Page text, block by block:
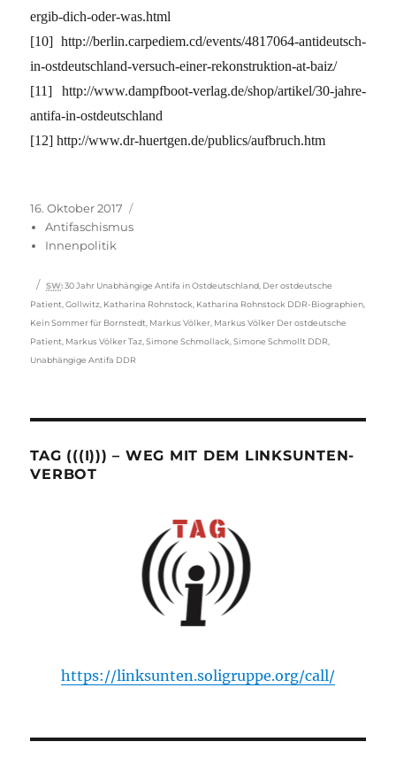
ergib-dich-oder-was.html
[10] http://berlin.carpediem.cd/events/4817064-antideutsch-
in-ostdeutschland-versuch-einer-rekonstruktion-at-baiz/
[11] http://www.dampfboot-verlag.de/shop/artikel/30-jahre-
antifa-in-ostdeutschland
[12] http://www.dr-huertgen.de/publics/aufbruch.htm
Veröffentlicht
am
16. Oktober 2017
Antifaschismus
Innenpolitik
Schlagwörter
SW: 30 Jahr Unabhängige Antifa in Ostdeutschland Der ostdeutsche
Patient ,Gollwitz Katharina Rohnstock Katharina Rohnstock DDR-Biographien
Kein Sommer für Bornstedt Markus Völker Markus Völker Der ostdeutsche
Patient Markus Völker Taz ,Simone Schmollack ,Simone Schmollt DDR
Unabhängige Antifa DDR
TAG (((I))) – WEG MIT DEM LINKSUNTEN-
VERBOT
https://linksunten.soligruppe.org/call/